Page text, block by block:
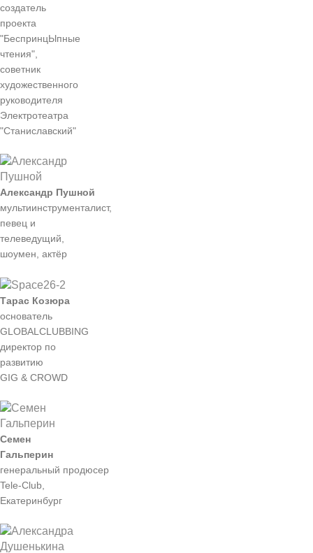
создатель
проекта
"БеспринцЫпные
чтения",
советник
художественного
руководителя
Электротеатра
"Станиславский"
Александр Пушной
мультиинструменталист,
певец и
телеведущий,
шоумен, актёр
Тарас Козюра
основатель
GLOBALCLUBBING
директор по
развитию
GIG & CROWD
Семен
Гальперин
генеральный продюсер
Tele-Club,
Екатеринбург